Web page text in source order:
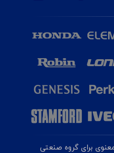
برای گروه صنعتی